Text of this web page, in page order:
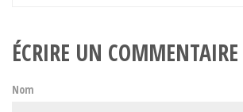
ÉCRIRE UN COMMENTAIRE
Nom